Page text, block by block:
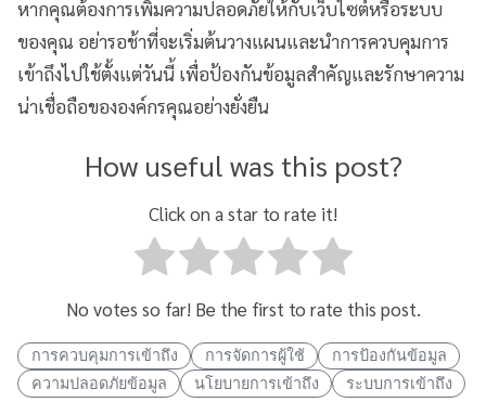
หากคุณต้องการเพิ่มความปลอดภัยให้กับเว็บไซต์หรือระบบ
ของคุณ อย่ารอช้าที่จะเริ่มต้นวางแผนและนำการควบคุมการ
เข้าถึงไปใช้ตั้งแต่วันนี้ เพื่อป้องกันข้อมูลสำคัญและรักษาความ
น่าเชื่อถือขององค์กรคุณอย่างยั่งยืน
How useful was this post?
Click on a star to rate it!
No votes so far! Be the first to rate this post.
การควบคุมการเข้าถึง การจัดการผู้ใช้
การป้องกันข้อมูล
ความปลอดภัยข้อมูล
นโยบายการเข้าถึง ระบบการเข้าถึง